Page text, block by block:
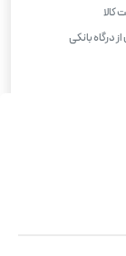
کالا
درگاه بانکی